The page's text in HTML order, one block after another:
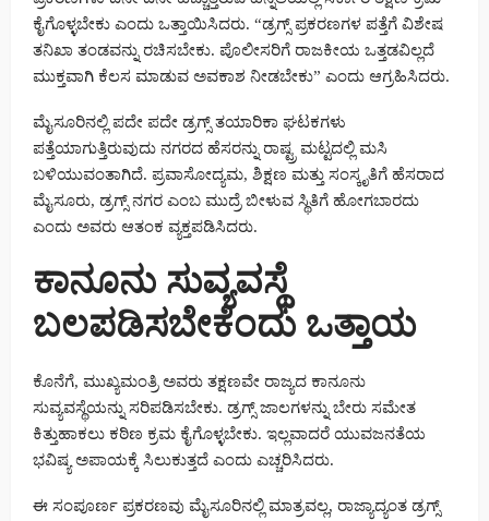
ಕೈಗೊಳ್ಳಬೇಕು ಎಂದು ಒತ್ತಾಯಿಸಿದರು. “ಡ್ರಗ್ಸ್ ಪ್ರಕರಣಗಳ ಪತ್ತೆಗೆ ವಿಶೇಷ
ತನಿಖಾ ತಂಡವನ್ನು ರಚಿಸಬೇಕು. ಪೊಲೀಸರಿಗೆ ರಾಜಕೀಯ ಒತ್ತಡವಿಲ್ಲದೆ
ಮುಕ್ತವಾಗಿ ಕೆಲಸ ಮಾಡುವ ಅವಕಾಶ ನೀಡಬೇಕು” ಎಂದು ಆಗ್ರಹಿಸಿದರು.
ಮೈಸೂರಿನಲ್ಲಿ ಪದೇ ಪದೇ ಡ್ರಗ್ಸ್ ತಯಾರಿಕಾ ಘಟಕಗಳು
ಪತ್ತೆಯಾಗುತ್ತಿರುವುದು ನಗರದ ಹೆಸರನ್ನು ರಾಷ್ಟ್ರ ಮಟ್ಟದಲ್ಲಿ ಮಸಿ
ಬಳಿಯುವಂತಾಗಿದೆ. ಪ್ರವಾಸೋದ್ಯಮ, ಶಿಕ್ಷಣ ಮತ್ತು ಸಂಸ್ಕೃತಿಗೆ ಹೆಸರಾದ
ಮೈಸೂರು, ಡ್ರಗ್ಸ್ ನಗರ ಎಂಬ ಮುದ್ರೆ ಬೀಳುವ ಸ್ಥಿತಿಗೆ ಹೋಗಬಾರದು
ಎಂದು ಅವರು ಆತಂಕ ವ್ಯಕ್ತಪಡಿಸಿದರು.
ಕಾನೂನು ಸುವ್ಯವಸ್ಥೆ
ಬಲಪಡಿಸಬೇಕೆಂದು ಒತ್ತಾಯ
ಕೊನೆಗೆ, ಮುಖ್ಯಮಂತ್ರಿ ಅವರು ತಕ್ಷಣವೇ ರಾಜ್ಯದ ಕಾನೂನು
ಸುವ್ಯವಸ್ಥೆಯನ್ನು ಸರಿಪಡಿಸಬೇಕು. ಡ್ರಗ್ಸ್ ಜಾಲಗಳನ್ನು ಬೇರು ಸಮೇತ
ಕಿತ್ತುಹಾಕಲು ಕಠಿಣ ಕ್ರಮ ಕೈಗೊಳ್ಳಬೇಕು. ಇಲ್ಲವಾದರೆ ಯುವಜನತೆಯ
ಭವಿಷ್ಯ ಅಪಾಯಕ್ಕೆ ಸಿಲುಕುತ್ತದೆ ಎಂದು ಎಚ್ಚರಿಸಿದರು.
ಈ ಸಂಪೂರ್ಣ ಪ್ರಕರಣವು ಮೈಸೂರಿನಲ್ಲಿ ಮಾತ್ರವಲ್ಲ, ರಾಜ್ಯಾದ್ಯಂತ ಡ್ರಗ್ಸ್